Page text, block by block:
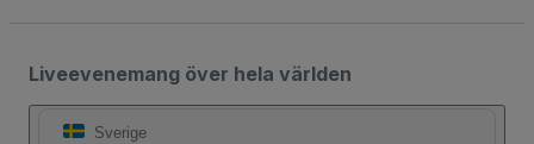
Liveevenemang över hela världen
Sverige